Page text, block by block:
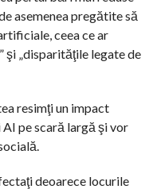
asemenea pregătite să
ceea ce ar
şi „disparităţile legate de
resimţi un impact
pe scară largă şi vor
deoarece locurile